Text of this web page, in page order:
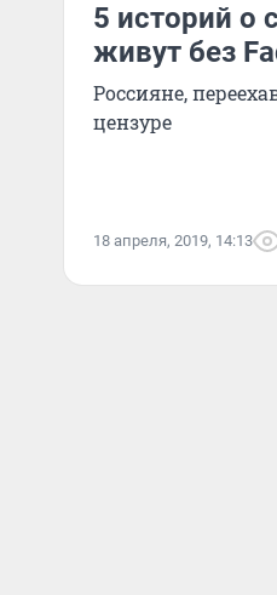
5 историй о
живут без
Россияне,
цензуре
18 апреля, 2019, 14:13